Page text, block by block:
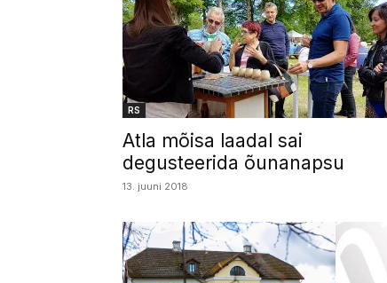
RS
Atla mõisa laadal sai
degusteerida õunanapsu
13. juuni 2018